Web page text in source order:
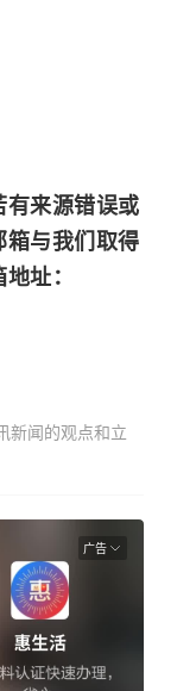
有来源错误或
箱与我们取得
址：
新闻的观点和立
广告